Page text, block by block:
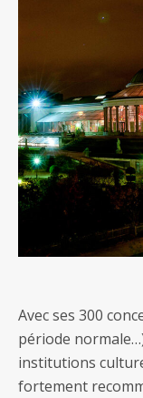
Avec ses 300
période
institutions
fortement